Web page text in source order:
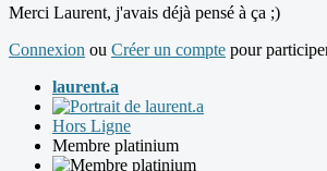
Merci Laurent, j'avais déjà pensé à ça ;)
Connexion ou Créer un compte pour
laurent.a
Hors Ligne
Membre platinium